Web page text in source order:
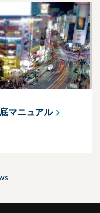
マニュアル